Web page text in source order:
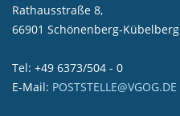
Rathausstraße 8,
66901 Schönenberg-Kübelberg
Tel: +49 6373/504 - 0
E-Mail: POSTSTELLE@VGOG.DE